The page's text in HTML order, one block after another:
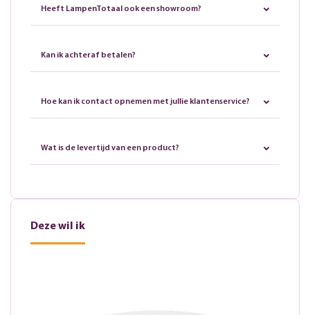
Heeft LampenTotaal ook een showroom?
Kan ik achteraf betalen?
Hoe kan ik contact opnemen met jullie klantenservice?
Wat is de levertijd van een product?
Deze wil ik